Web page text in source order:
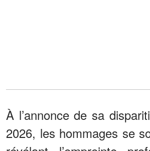
À l’annonce de sa
2026, les hommages se